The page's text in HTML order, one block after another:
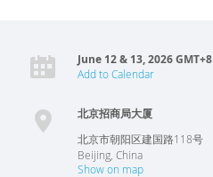
June 12 & 13, 2026 GMT+8
Add to Calendar
北京招商局大厦
北京市朝阳区建国路118号
Beijing China
Show on map